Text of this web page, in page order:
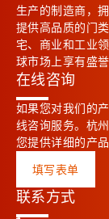
生产的制造商，
提供高品质的门
宅、商业和工业
球市场上享有盛
在线咨询
如果您对我们的
线咨询服务。杭
您提供详细的产
填写表单
联系方式